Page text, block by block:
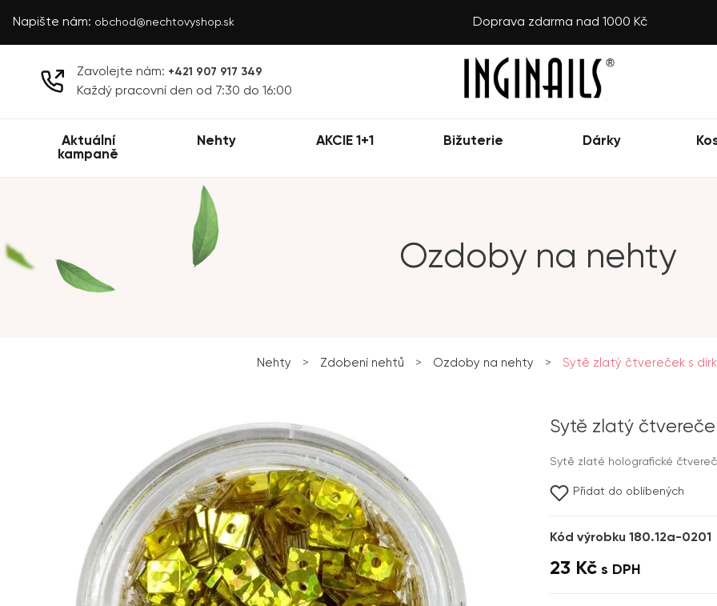
Napište nám: obchod@nechtovyshop.sk Doprava zdarma nad 1000 Kč
Zavolejte nám: +421 907 917 349
Každý pracovní den od 7:30 do 16:00
Aktuální
kampaně
Nehty AKCIE 1+1 Bižuterie Dárky
Ozdoby na nehty
Nehty > Zdobení nehtů > Ozdoby na nehty > Sytě zlatý čtvereček s
Sytě zlatý
Sytě zlaté holografické
Přidat do oblíbených
Kód výrobku 180.12a-0201
23 Kč s DPH